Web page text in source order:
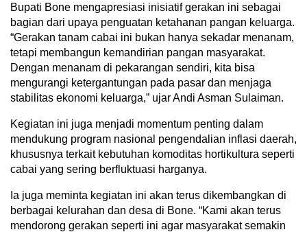
Bupati Bone mengapresiasi inisiatif gerakan ini sebagai
bagian dari upaya penguatan ketahanan pangan keluarga.
“Gerakan tanam cabai ini bukan hanya sekadar menanam,
tetapi membangun kemandirian pangan masyarakat.
Dengan menanam di pekarangan sendiri, kita bisa
mengurangi ketergantungan pada pasar dan menjaga
stabilitas ekonomi keluarga,” ujar Andi Asman Sulaiman.
Kegiatan ini juga menjadi momentum penting dalam
mendukung program nasional pengendalian inflasi daerah,
khususnya terkait kebutuhan komoditas hortikultura seperti
cabai yang sering berfluktuasi harganya.
Ia juga meminta kegiatan ini akan terus dikembangkan di
berbagai kelurahan dan desa di Bone. “Kami akan terus
mendorong gerakan seperti ini agar masyarakat semakin